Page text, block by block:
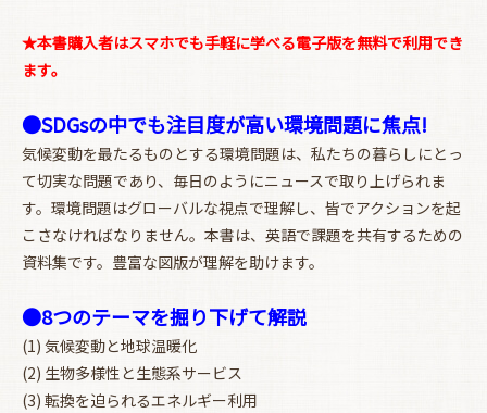
★本書購入者はスマホでも手軽に学べる電子版を無料で利用でき
ます。
●SDGsの中でも注目度が高い環境問題に焦点!
気候変動を最たるものとする環境問題は、私たちの暮らしにとっ
て切実な問題であり、毎日のようにニュースで取り上げられま
す。環境問題はグローバルな視点で理解し、皆でアクションを起
こさなければなりません。本書は、英語で課題を共有するための
資料集です。豊富な図版が理解を助けます。
●8つのテーマを掘り下げて解説
(1) 気候変動と地球温暖化
(2) 生物多様性と生態系サービス
(3) 転換を迫られるエネルギー利用